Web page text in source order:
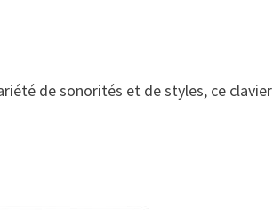
de sonorités et de styles, ce clavier